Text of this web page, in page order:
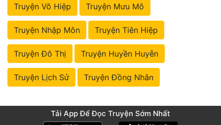
Truyện Võ Hiệp Truyện Mưu Mô
Truyện Nhập Môn Truyện Tiên Hiệp
Truyện Đô Thị Truyện Huyền Huyễn
Truyện Lịch Sử Truyện Đồng Nhân
Tải App Để Đọc Truyện Sớm Nhất